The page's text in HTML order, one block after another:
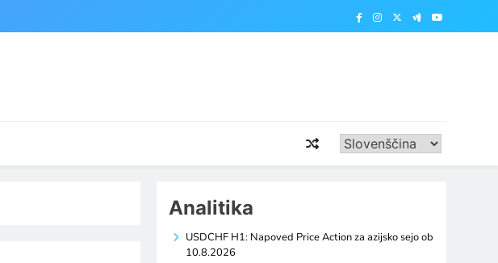
Analitika
USDCHF H1: Napoved Price Action za azijsko sejo ob
10.8.2026